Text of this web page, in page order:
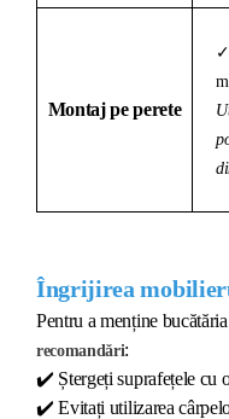
Montaj pe perete
Îngrijirea
Pentru a menține
recomandări:
✔️ Ștergeți suprafețele cu
✔️ Evitați utilizarea